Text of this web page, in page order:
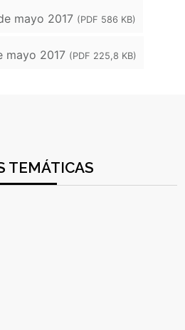
mayo 2017 (PDF 586 KB)
mayo 2017 (PDF 225,8 KB)
TEMÁTICAS